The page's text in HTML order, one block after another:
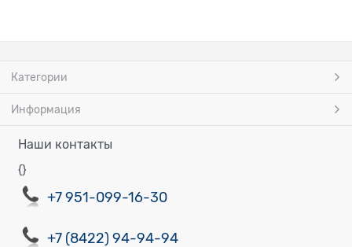
Категории
Информация
Наши контакты
{}
+7 951-099-16-30
+7 (8422) 94-94-94